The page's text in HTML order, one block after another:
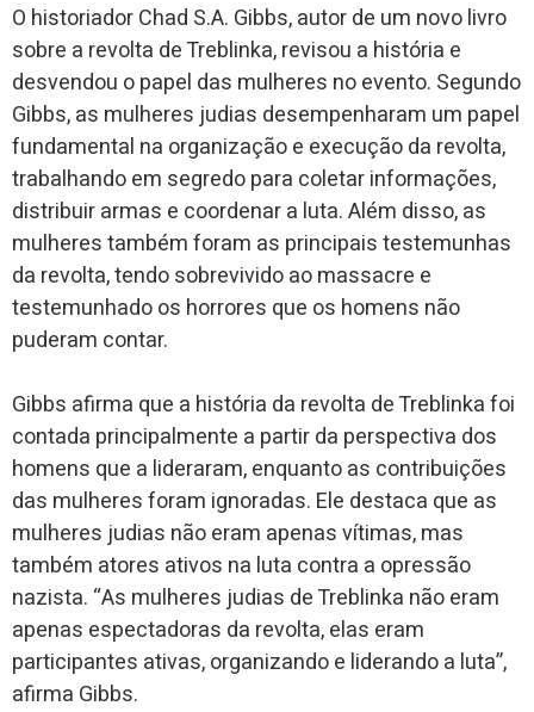
O historiador Chad S.A. Gibbs, autor de um novo livro
sobre a revolta de Treblinka, revisou a história e
desvendou o papel das mulheres no evento. Segundo
Gibbs, as mulheres judias desempenharam um papel
fundamental na organização e execução da revolta,
trabalhando em segredo para coletar informações,
distribuir armas e coordenar a luta. Além disso, as
mulheres também foram as principais testemunhas
da revolta, tendo sobrevivido ao massacre e
testemunhado os horrores que os homens não
puderam contar.
Gibbs afirma que a história da revolta de Treblinka foi
contada principalmente a partir da perspectiva dos
homens que a lideraram, enquanto as contribuições
das mulheres foram ignoradas. Ele destaca que as
mulheres judias não eram apenas vítimas, mas
também atores ativos na luta contra a opressão
nazista. “As mulheres judias de Treblinka não eram
apenas espectadoras da revolta, elas eram
participantes ativas, organizando e liderando a luta”,
afirma Gibbs.